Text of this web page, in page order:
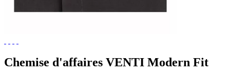
Chemise d'affaires VENTI Modern Fit